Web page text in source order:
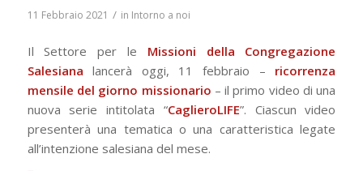
11 Febbraio 2021 / in Intorno a noi
Il Settore per le Missioni della Congregazione
Salesiana lancerà oggi, 11 febbraio – ricorrenza
mensile del giorno missionario – il primo video di una
nuova serie intitolata “CaglieroLIFE”. Ciascun video
presenterà una tematica o una caratteristica legate
all’intenzione salesiana del mese.